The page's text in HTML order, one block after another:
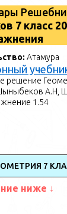
7 класс
Атамура
решение
А.Н,
1.54
7
ниже ↓